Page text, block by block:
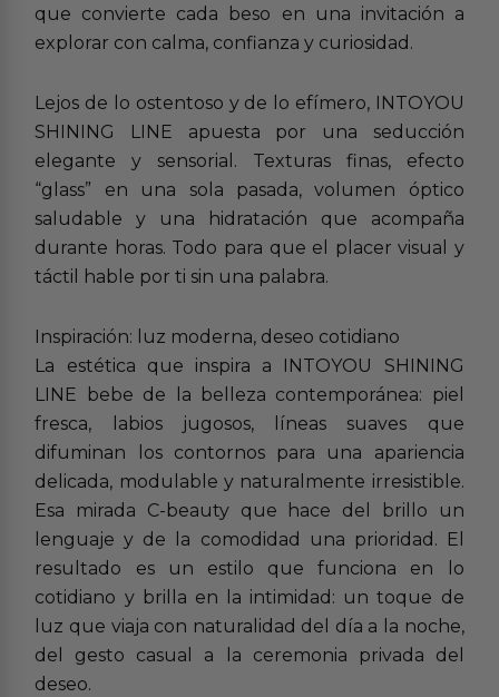
que convierte cada beso en una invitación a
explorar con calma, confianza y curiosidad.
Lejos de lo ostentoso y de lo efímero, INTOYOU
SHINING LINE apuesta por una seducción
elegante y sensorial. Texturas finas, efecto
“glass” en una sola pasada, volumen óptico
saludable y una hidratación que acompaña
durante horas. Todo para que el placer visual y
táctil hable por ti sin una palabra.
Inspiración: luz moderna, deseo cotidiano
La estética que inspira a INTOYOU SHINING
LINE bebe de la belleza contemporánea: piel
fresca, labios jugosos, líneas suaves que
difuminan los contornos para una apariencia
delicada, modulable y naturalmente irresistible.
Esa mirada C-beauty que hace del brillo un
lenguaje y de la comodidad una prioridad. El
resultado es un estilo que funciona en lo
cotidiano y brilla en la intimidad: un toque de
luz que viaja con naturalidad del día a la noche,
del gesto casual a la ceremonia privada del
deseo.